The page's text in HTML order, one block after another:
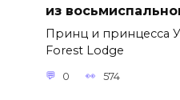
из
Принц и принцесса
Forest Lodge
0 574